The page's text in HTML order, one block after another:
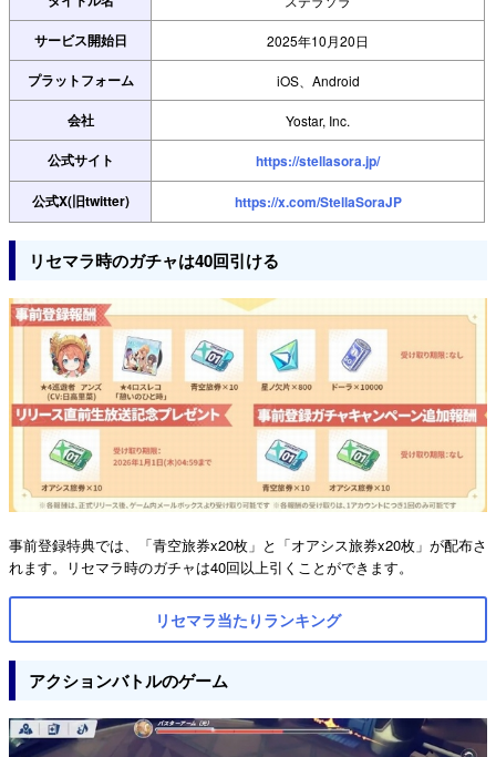
サービス開始日 2025年10月20日
プラットフォーム iOS、Android
会社 Yostar, Inc.
公式サイト
https://stellasora.jp/
公式X(旧twitter)
https://x.com/StellaSoraJP
リセマラ時のガチャは40回引ける
事前登録特典では、「青空旅券x20枚」と「オアシス旅券x20枚」が配布さ
れます。リセマラ時のガチャは40回以上引くことができます。
リセマラ当たりランキング
アクションバトルのゲーム